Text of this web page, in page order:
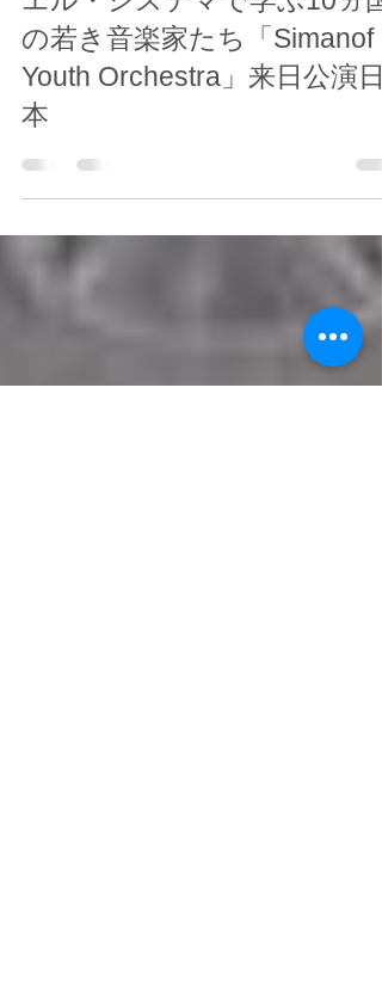
エル・システマで学ぶ10ヵ国
の若き音楽家たち「Simanof
Youth Orchestra」来日公演日
本